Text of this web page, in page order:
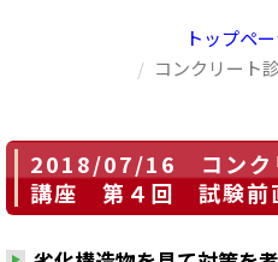
トップペ
コンクリート
2018/07/16 コンク
講座 第４回 試験前